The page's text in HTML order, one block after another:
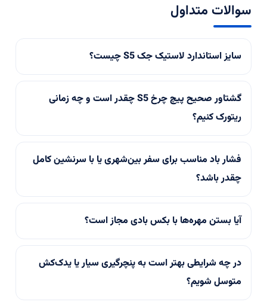
سوالات متداول
سایز استاندارد لاستیک جک S5 چیست؟
گشتاور صحیح پیچ چرخ S5 چقدر است و چه زمانی
ریتورک کنیم؟
فشار باد مناسب برای سفر بین‌شهری یا با سرنشین کامل
چقدر باشد؟
آیا بستن مهره‌ها با بکس بادی مجاز است؟
در چه شرایطی بهتر است به پنچرگیری سیار یا یدک‌کش
متوسل شویم؟